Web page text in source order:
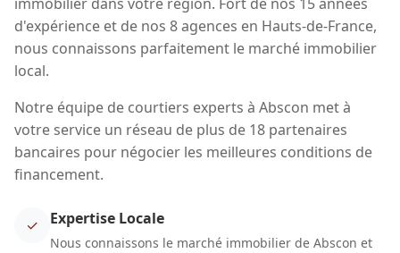
d'expérience et de nos 8 agences en Hauts-de-France,
nous connaissons parfaitement le marché immobilier
local.
Notre équipe de courtiers experts à Abscon met à
votre service un réseau de plus de 18 partenaires
bancaires pour négocier les meilleures conditions de
financement.
✓ Expertise Locale
Nous connaissons le marché immobilier de Abscon et